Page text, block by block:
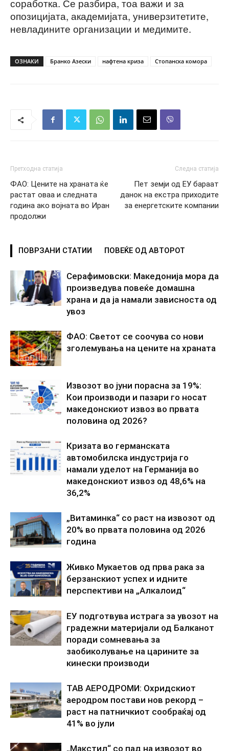
соработка. Се разбира, тоа важи и за
опозицијата, академијата, универзитетите,
невладините организации и медимите.
ОЗНАКИ Бранко Азески нафтена криза Стопанска комора
Претходна статија
ФАО: Цените на храната ќе
растат оваа и следната
година ако војната во Иран
продолжи
Следна статија
Пет земји од ЕУ бараат
данок на екстра приходите
за енергетските компании
ПОВРЗАНИ СТАТИИ ПОВЕЌЕ ОД АВТОРОТ
Серафимовски: Македонија мора да
произведува повеќе домашна
храна и да ја намали зависноста од
увоз
ФАО: Светот се соочува со нови
зголемувања на цените на храната
Извозот во јуни порасна за 19%:
Кои производи и пазари го носат
македонскиот извоз во првата
половина од 2026?
Кризата во германската
автомобилска индустрија го
намали уделот на Германија во
македонскиот извоз од 48,6% на
36,2%
„Витаминка“ со раст на извозот од
20% во првата половина од 2026
година
Живко Мукаетов од прва рака за
берзанскиот успех и идните
перспективи на „Алкалоид“
ЕУ подготвува истрага за увозот на
градежни материјали од Балканот
поради сомневања за
заобиколување на царините за
кинески производи
ТАВ АЕРОДРОМИ: Охридскиот
аеродром постави нов рекорд –
раст на патничкиот сообраќај од
41% во јули
„Макстил“ со пад на извозот во